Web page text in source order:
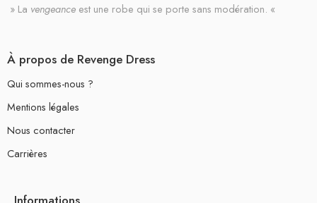
» La vengeance est une robe qui se porte sans modération. «
À propos de Revenge Dress
Qui sommes-nous ?
Mentions légales
Nous contacter
Carrières